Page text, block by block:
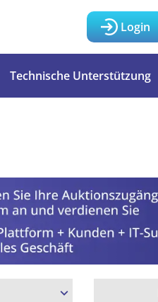
Login
Technische Unterstützung